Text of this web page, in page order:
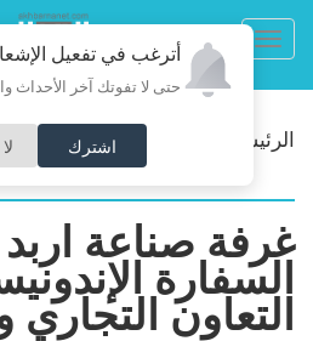
أترغب في تفعيل
حتى لا تفوتك آخر الأحداث
اشترك الرئيسية
غرفة صناعة
السفارة
التعاون التجاري